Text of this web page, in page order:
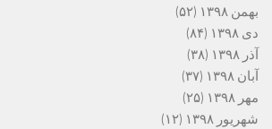
بهمن ۱۳۹۸
(۵۲)
دی ۱۳۹۸
(۸۴)
آذر ۱۳۹۸
(۳۸)
آبان ۱۳۹۸
(۳۷)
مهر ۱۳۹۸
(۲۵)
شهریور ۱۳۹۸
(۱۲)